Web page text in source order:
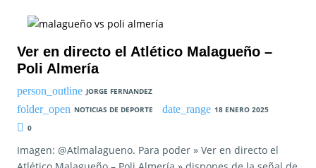
Ver en directo el Atlético Malagueño –
Poli Almería
JORGE FERNANDEZ
NOTICIAS DE DEPORTE
18 ENERO 2025
0
Imagen: @Atlmalagueno. Para poder » Ver en directo el